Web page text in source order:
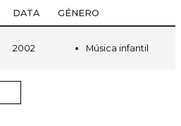
DATA GÉNERO
2002 Música infantil